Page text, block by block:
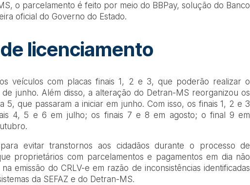
o parcelamento é feito por meio do BBPay, solução do Banco
oficial do Governo do Estado.
licenciamento
veículos com placas finais 1, 2 e 3, que poderão realizar o
de junho. Além disso, a alteração do Detran-MS reorganizou os
5, que passaram a iniciar em junho. Com isso, os finais 1, 2 e 3
4, 5 e 6 em julho; os finais 7 e 8 em agosto; o final 9 em
evitar transtornos aos cidadãos durante o processo de
proprietários com parcelamentos e pagamentos em dia não
emissão do CRLV-e em razão de inconsistências identificadas
da SEFAZ e do Detran-MS.